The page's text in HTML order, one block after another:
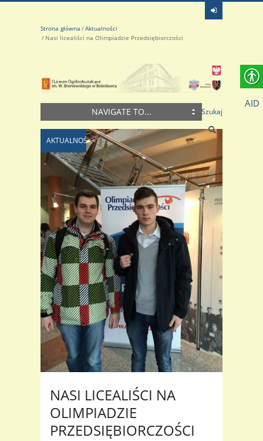
Strona główna
Aktualności
Nasi licealiści na Olimpiadzie Przedsiębiorczości
NAVIGATE TO... Szukaj
AKTUALNOŚCI
NASI LICEALIŚCI NA
OLIMPIADZIE
PRZEDSIĘBIORCZOŚCI
AID